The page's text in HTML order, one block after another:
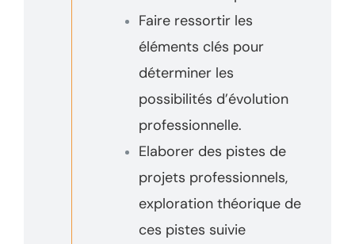
Faire ressortir les
éléments clés pour
déterminer les
possibilités d’évolution
professionnelle.
Elaborer des pistes de
projets professionnels,
exploration théorique de
ces pistes suivie